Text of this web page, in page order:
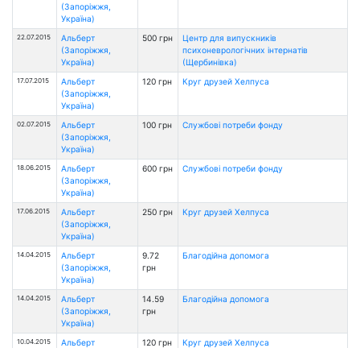
(Запоріжжя,
Україна)
22.07.2015
Альберт
(Запоріжжя,
Україна)
500 грн
Центр для випускників
психоневрологічних інтернатів
(Щербинівка)
17.07.2015
Альберт
(Запоріжжя,
Україна)
120 грн Круг друзей Хелпуса
02.07.2015
Альберт
(Запоріжжя,
Україна)
100 грн Службові потреби фонду
18.06.2015
Альберт
(Запоріжжя,
Україна)
600 грн Службові потреби фонду
17.06.2015
Альберт
(Запоріжжя,
Україна)
250 грн Круг друзей Хелпуса
14.04.2015
Альберт
(Запоріжжя,
Україна)
9.72
грн
Благодійна допомога
14.04.2015
Альберт
(Запоріжжя,
Україна)
14.59
грн
Благодійна допомога
10.04.2015
Альберт
120 грн Круг друзей Хелпуса